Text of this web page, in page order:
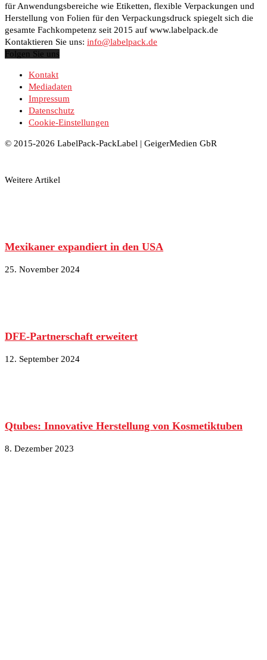
für Anwendungsbereiche wie Etiketten, flexible Verpackungen und
Herstellung von Folien für den Verpackungsdruck spiegelt sich die
gesamte Fachkompetenz seit 2015 auf www.labelpack.de
Kontaktieren Sie uns: info@labelpack.de
Folgen Sie uns
Kontakt
Mediadaten
Impressum
Datenschutz
Cookie-Einstellungen
© 2015-2026 LabelPack-PackLabel | GeigerMedien GbR
Weitere Artikel
Mexikaner expandiert in den USA
25. November 2024
DFE-Partnerschaft erweitert
12. September 2024
Qtubes: Innovative Herstellung von Kosmetiktuben
8. Dezember 2023